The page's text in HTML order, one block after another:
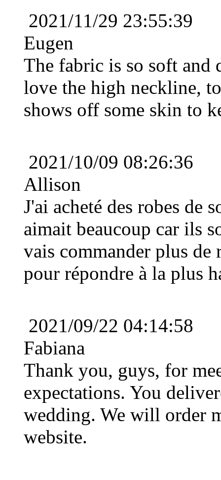
Trapèze Col en cœur Balay...
€101.19
Trapèze Satin Longueur gen...
Fourreau/Columnn Col en V T...
€128.79
€81.87
Trapèze Mousseline polyest...
€78.19
2021/11/29 23:55:39
Eugen
The fabric is so soft and
love the high neckline,
shows off some skin to
2021/10/09 08:26:36
Allison
J'ai acheté des robes de
aimait beaucoup car ils
vais commander plus de
pour répondre à la plus
2021/09/22 04:14:58
Fabiana
Thank you, guys, for
expectations. You
wedding. We will order
website.